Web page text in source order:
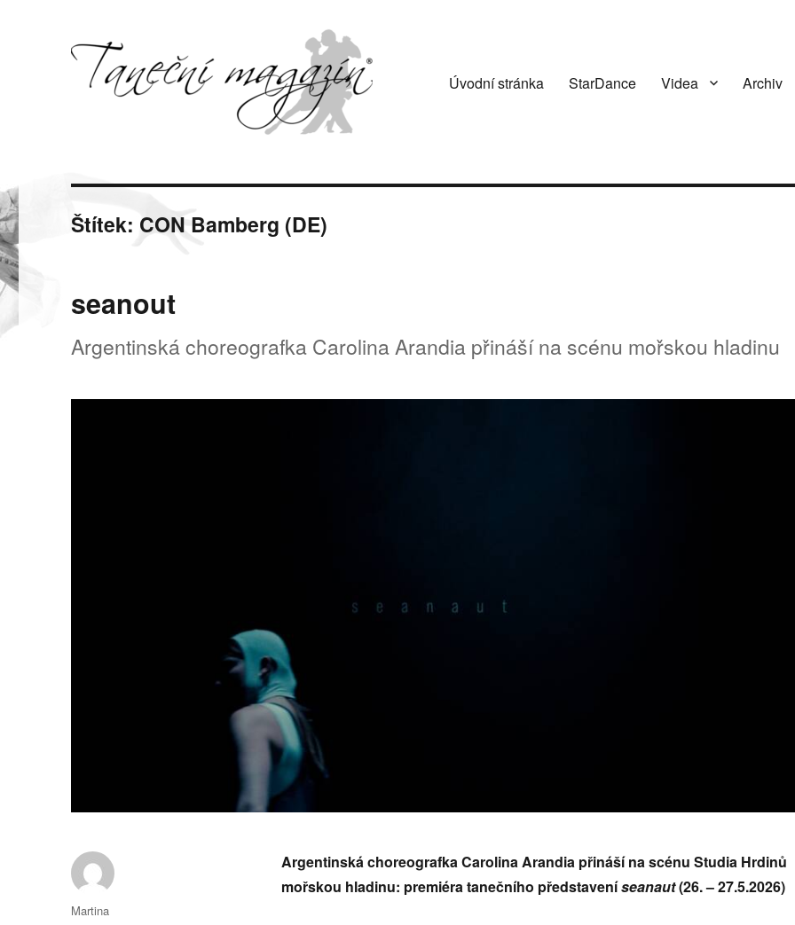
Úvodní stránka StarDance Videa Archiv
Štítek: CON Bamberg (DE)
seanout
Argentinská choreografka Carolina Arandia přináší na scénu mořskou hladinu
Argentinská choreografka Carolina Arandia přináší na scénu Studia Hrdinů
mořskou hladinu: premiéra tanečního představeníseanaut(26. – 27.5.2026)
Autor:
Martina